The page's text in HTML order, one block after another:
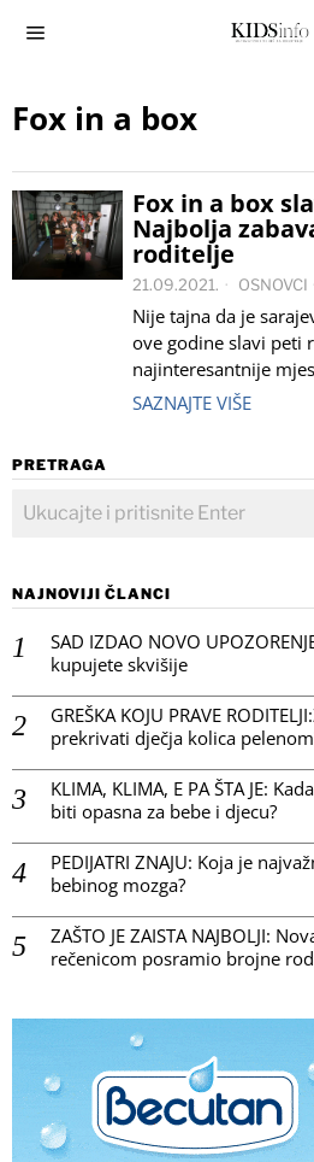
Fox in a box
Fox in a box
Najbolja
roditelje
21.09.2021. OSNOVCI
Nije tajna da je
ove godine slavi peti
najinteresantnije
SAZNAJTE VIŠE
PRETRAGA
NAJNOVIJI ČLANCI
SAD IZDAO NOVO
kupujete skvišije
GREŠKA KOJU PRAVE
prekrivati dječja kolica
KLIMA, KLIMA, E PA ŠTA JE:
biti opasna za bebe i djecu?
PEDIJATRI ZNAJU: Koja je
bebinog mozga?
ZAŠTO JE ZAISTA NAJBOLJI:
rečenicom posramio brojne